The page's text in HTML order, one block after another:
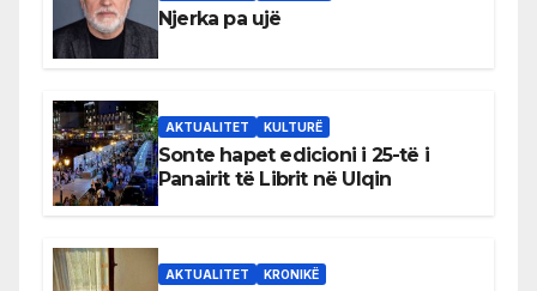
Njerka pa ujë
AKTUALITET KULTURË
Sonte hapet edicioni i 25-të i
Panairit të Librit në Ulqin
AKTUALITET KRONIKË